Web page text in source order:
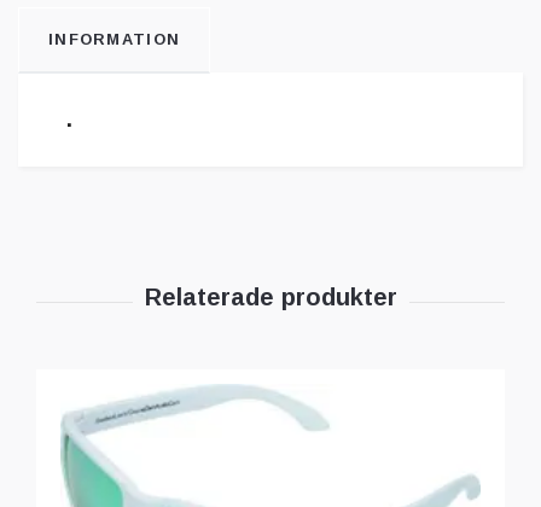
INFORMATION
.